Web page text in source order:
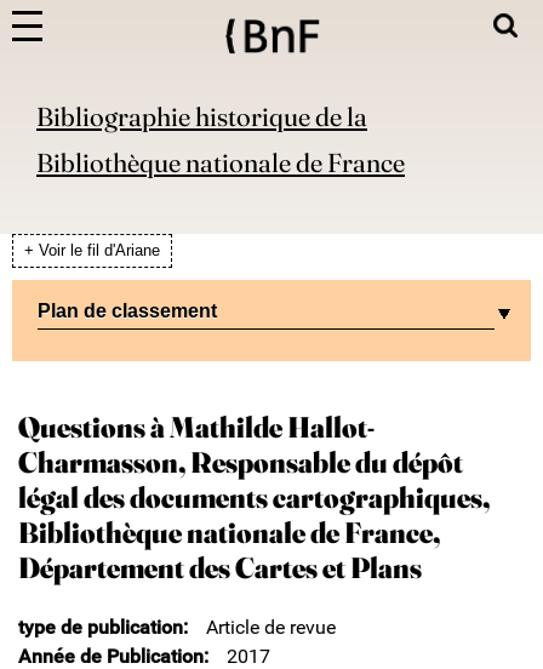
Bibliographie historique de la
Bibliothèque nationale de France
+ Voir le fil d'Ariane
Plan de classement
Questions à Mathilde Hallot-
Charmasson, Responsable du dépôt
légal des documents cartographiques,
Bibliothèque nationale de France,
Département des Cartes et Plans
type de publication
Article de revue
Année de Publication
2017